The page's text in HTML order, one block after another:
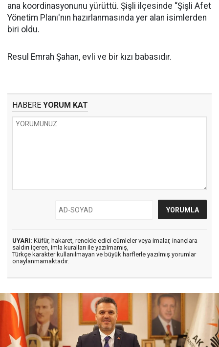
ana koordinasyonunu yürüttü. Şişli ilçesinde “Şişli Afet
Yönetim Planı'nın hazırlanmasında yer alan isimlerden
biri oldu.
Resul Emrah Şahan, evli ve bir kızı babasıdır.
HABERE YORUM KAT
UYARI: Küfür, hakaret, rencide edici cümleler veya imalar, inançlara
saldırı içeren, imla kuralları ile yazılmamış,
Türkçe karakter kullanılmayan ve büyük harflerle yazılmış yorumlar
onaylanmamaktadır.